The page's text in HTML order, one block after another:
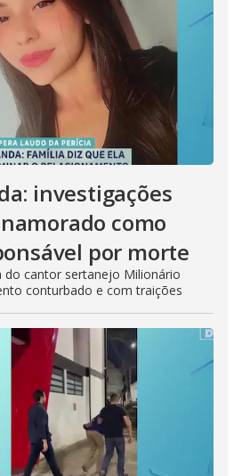
investigações
como
por morte
do cantor sertanejo Milionário
conturbado e com traições